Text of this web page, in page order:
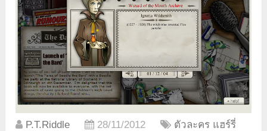
P.T.Riddle 28/11/2012
ตัวละคร แฮร์รี่